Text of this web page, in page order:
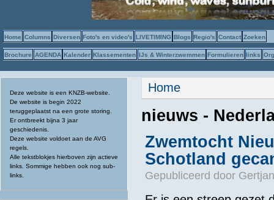
Home Columns Diversen Foto's en video's LIVETIMING Blogs Regio's Contact Zoeken
Brochure AGENDA Kalender Klassementen IJs & Winterzwemmen Formulieren links
Deze website is een KNZB-website.
De website is begin 2022
teruggeplaatst na een grote storing.
Er ontbreekt bijna 3 jaar
geschiedenis.
Deze website voldoet aan de AVG
regels.
Alle tekstblokjes hierboven zijn actieve
links. Sommige hebben ook nog sub-
links.
U bent hier
Home
nieuws -
Zwemtocht
Schotland
Gepubliceerd door